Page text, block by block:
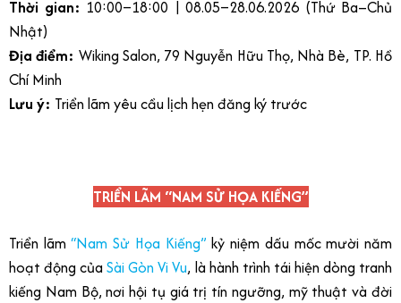
Thời gian: 10:00–18:00 | 08.05–28.06.2026 (Thứ Ba–Chủ
Nhật)
Địa điểm: Wiking Salon, 79 Nguyễn Hữu Thọ, Nhà Bè, TP. Hồ
Chí Minh
Lưu ý: Triển lãm yêu cầu lịch hẹn đăng ký trước
TRIỂN LÃM “NAM SỬ HỌA KIẾNG”
Triển lãm“Nam Sử Họa Kiếng” kỷ niệm dấu mốc mười năm
hoạt động củaSài Gòn Vi Vu, là hành trình tái hiện dòng tranh
kiếng Nam Bộ, nơi hội tụ giá trị tín ngưỡng, mỹ thuật và đời